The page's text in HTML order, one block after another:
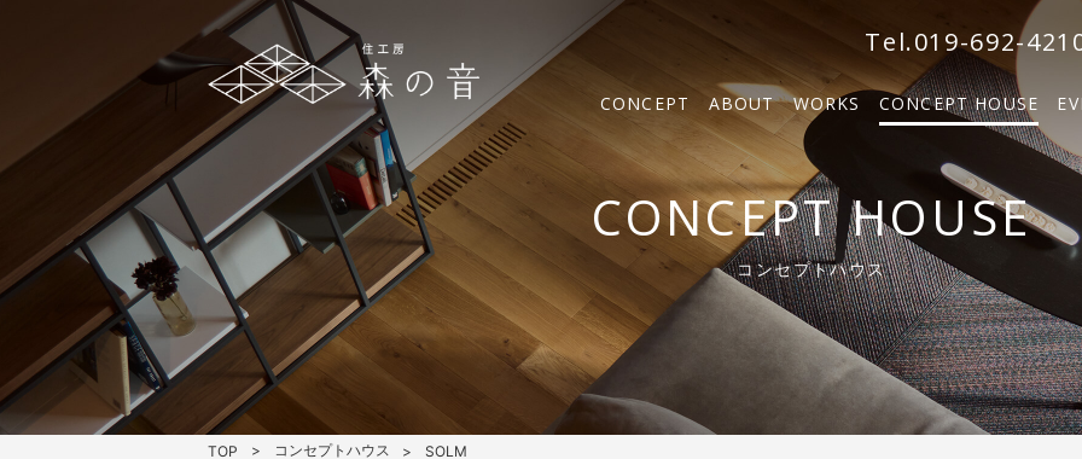
Tel.019-692-
CONCEPT ABOUT WORKS CONCEPT HOUSE
森の家
BOSCO VILLA
SOLM【販売中】
CONCEPT HOUSE
コンセプトハウス
TOP コンセプトハウス SOLM
SOLM